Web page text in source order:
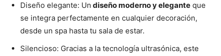
Diseño elegante: Un diseño moderno y elegante que
se integra perfectamente en cualquier decoración,
desde un spa hasta tu sala de estar.
Silencioso: Gracias a la tecnología ultrasónica, este